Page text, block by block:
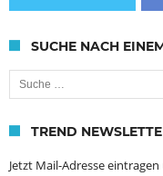
SUCHE NACH
Suche nach:
TREND
Jetzt Mail-Adresse